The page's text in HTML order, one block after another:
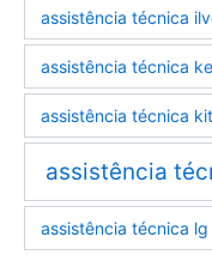
assistência técnica
assistência técnica
assistência técnica
assistência
assistência técnica lg